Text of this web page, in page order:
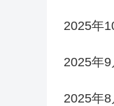
2025年
2025年9
2025年8